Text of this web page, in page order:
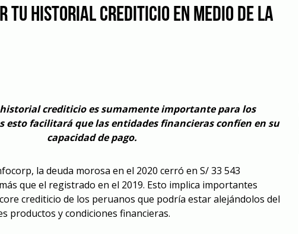
TU HISTORIAL CREDITICIO EN MEDIO DE LA
crediticio es sumamente importante para los
esto facilitará que las entidades financieras confíen en su
capacidad de pago.
la deuda morosa en el 2020 cerró en S/ 33 543
que el registrado en el 2019. Esto implica importantes
crediticio de los peruanos que podría estar alejándolos del
productos y condiciones financieras.